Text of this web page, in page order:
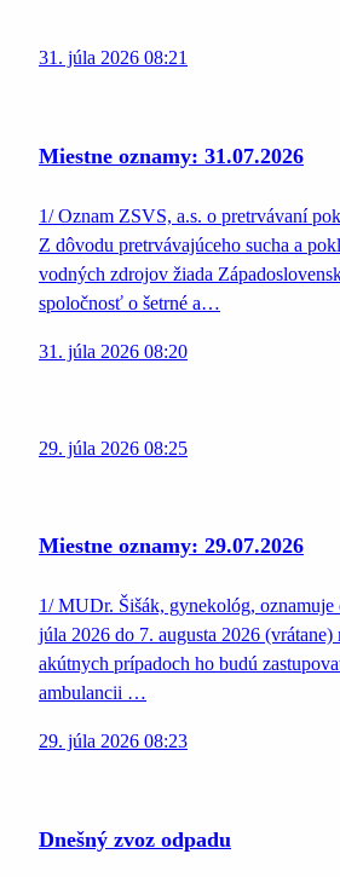
31. júla 2026 08:21
Miestne oznamy: 31.07.2026
1/ Oznam ZSVS, a.s. o pretrvávaní
Z dôvodu pretrvávajúceho sucha a
vodných zdrojov žiada
spoločnosť o šetrné a…
31. júla 2026 08:20
29. júla 2026 08:25
Miestne oznamy: 29.07.2026
1/ MUDr. Šišák, gynekológ, oznamuje
júla 2026 do 7. augusta 2026
akútnych prípadoch ho budú
ambulancii …
29. júla 2026 08:23
Dnešný zvoz odpadu